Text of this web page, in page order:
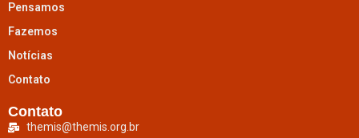
Pensamos
Fazemos
Notícias
Contato
Contato
themis@themis.org.br